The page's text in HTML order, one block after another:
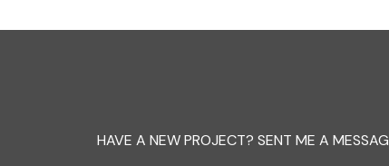
HAVE A NEW PROJECT? SENT ME A